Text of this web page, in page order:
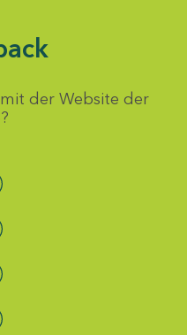
der Website der
auswählen